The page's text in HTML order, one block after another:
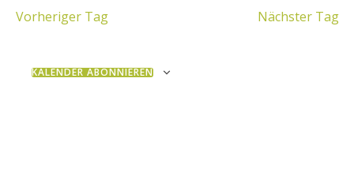
Vorheriger Tag Nächster Tag
KALENDER ABONNIEREN